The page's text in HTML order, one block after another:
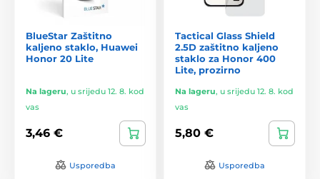
BlueStar Zaštitno
kaljeno staklo, Huawei
Honor 20 Lite
Na lageru, u srijedu 12. 8. kod
vas
3,46 €
Usporedba
Tactical Glass Shield
2.5D zaštitno kaljeno
staklo za Honor 400
Lite, prozirno
Na lageru, u srijedu 12. 8. kod
vas
5,80 €
Usporedba